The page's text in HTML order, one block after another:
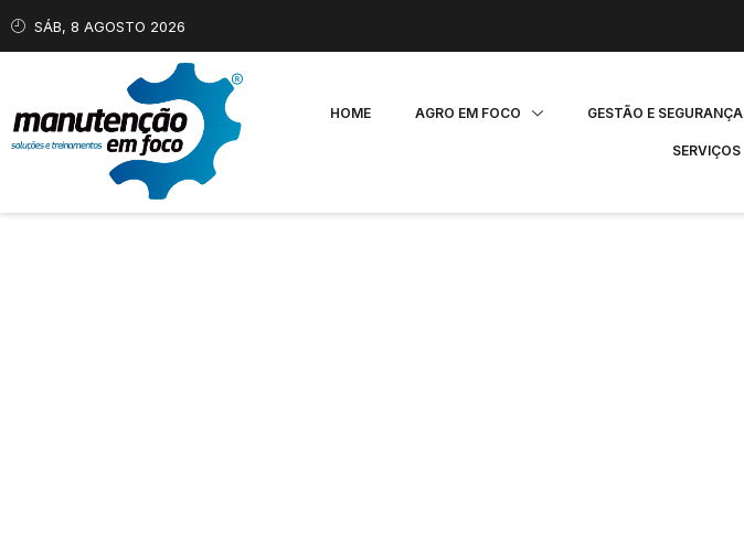
SÁB, 8 AGOSTO 2026
HOME AGRO EM FOCO GESTÃO E SEGURANÇA
SERVIÇOS